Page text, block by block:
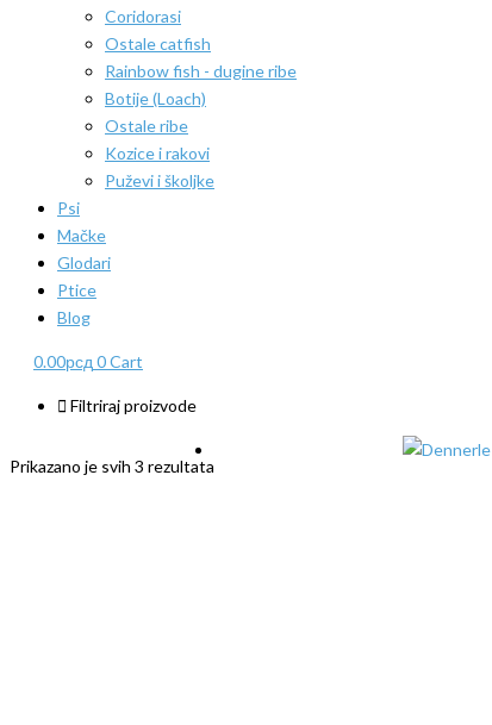
Coridorasi
Ostale catfish
Rainbow fish - dugine ribe
Botije (Loach)
Ostale ribe
Kozice i rakovi
Puževi i školjke
Psi
Mačke
Glodari
Ptice
Blog
0.00рсд 0Cart
Filtriraj proizvode
Prikazano je svih 3 rezultata